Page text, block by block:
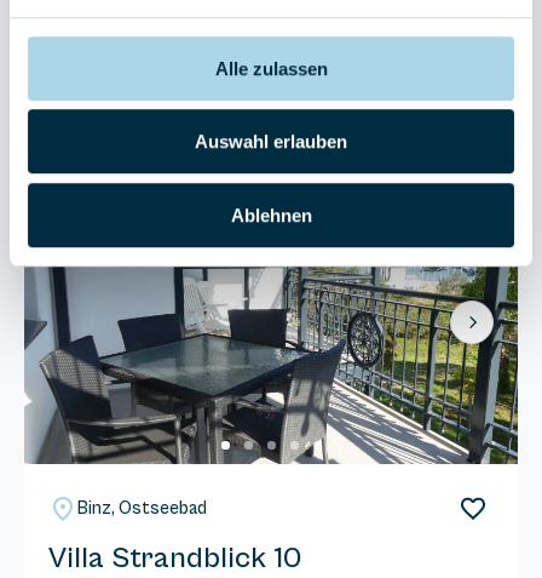
Alle zulassen
Auswahl erlauben
Ablehnen
Herausragend
Next
Binz, Ostseebad
Villa Strandblick 10